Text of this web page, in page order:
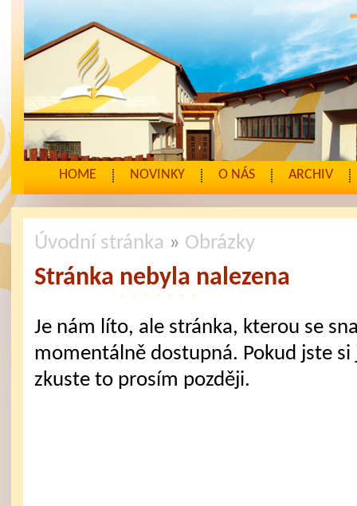
HOME NOVINKY O NÁS ARCHIV
Úvodní stránka » Obrázky
Stránka nebyla nalezena
Je nám líto, ale stránka, kterou se
momentálně dostupná. Pokud jste
zkuste to prosím později.